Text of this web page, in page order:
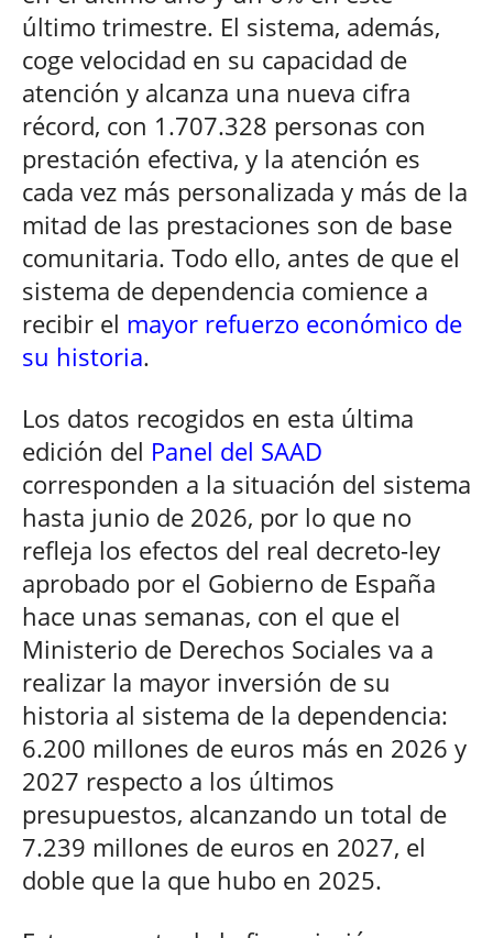
último trimestre. El sistema, además,
coge velocidad en su capacidad de
atención y alcanza una nueva cifra
récord, con 1.707.328 personas con
prestación efectiva, y la atención es
cada vez más personalizada y más de la
mitad de las prestaciones son de base
comunitaria. Todo ello, antes de que el
sistema de dependencia comience a
recibir el mayor refuerzo económico de
su historia.
Los datos recogidos en esta última
edición del Panel del SAAD
corresponden a la situación del sistema
hasta junio de 2026, por lo que no
refleja los efectos del real decreto-ley
aprobado por el Gobierno de España
hace unas semanas, con el que el
Ministerio de Derechos Sociales va a
realizar la mayor inversión de su
historia al sistema de la dependencia:
6.200 millones de euros más en 2026 y
2027 respecto a los últimos
presupuestos, alcanzando un total de
7.239 millones de euros en 2027, el
doble que la que hubo en 2025.